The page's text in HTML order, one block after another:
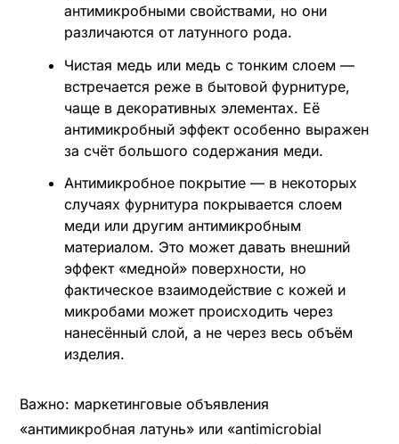
антимикробными свойствами, но они
различаются от латунного рода.
Чистая медь или медь с тонким слоем —
встречается реже в бытовой фурнитуре,
чаще в декоративных элементах. Её
антимикробный эффект особенно выражен
за счёт большого содержания меди.
Антимикробное покрытие — в некоторых
случаях фурнитура покрывается слоем
меди или другим антимикробным
материалом. Это может давать внешний
эффект «медной» поверхности, но
фактическое взаимодействие с кожей и
микробами может происходить через
нанесённый слой, а не через весь объём
изделия.
Важно: маркетинговые объявления
«антимикробная латунь» или «antimicrobial